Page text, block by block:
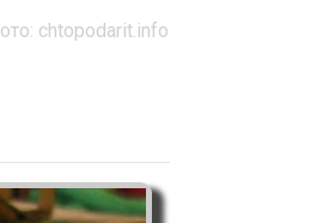
chtopodarit.info